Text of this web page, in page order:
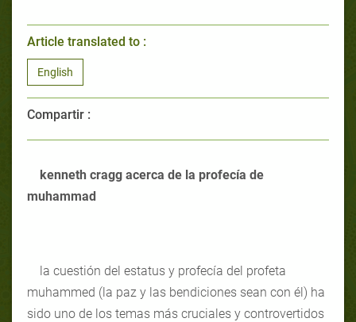
Article translated to :
English
Compartir :
kenneth cragg acerca de la profecía de
muhammad
la cuestión del estatus y profecía del profeta
muhammed (la paz y las bendiciones sean con él) ha
sido uno de los temas más cruciales y controvertidos